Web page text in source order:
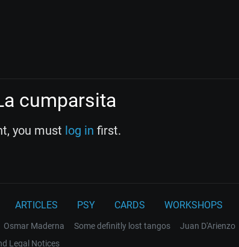
cumparsita
you must log in first.
ARTICLES PSY CARDS WORKSHOPS
Osmar Maderna Some definitly lost tangos Juan D'Arienzo
Legal Notices